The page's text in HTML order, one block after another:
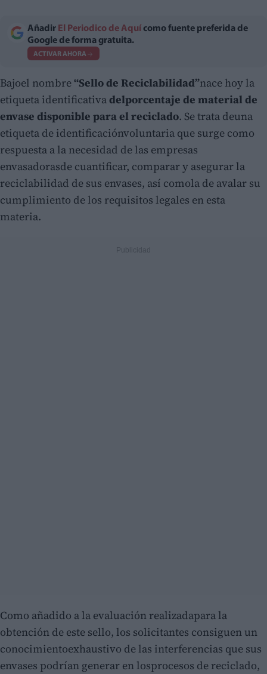
Añadir El Periodico de Aquí como fuente preferida de
Google de forma gratuita.
ACTIVAR AHORA
Bajoel nombre“Sello de Reciclabilidad”nace hoy la
etiqueta identificativadelporcentaje de material de
envase disponible para el reciclado. Se trata deuna
etiqueta de identificaciónvoluntaria que surge como
respuesta a la necesidad de las empresas
envasadorasde cuantificar, comparar y asegurar la
reciclabilidad de sus envases, así comola de avalar su
cumplimiento de los requisitos legales en esta
materia.
Como añadido a la evaluación realizadapara la
obtención de este sello, los solicitantes consiguen un
conocimientoexhaustivo de las interferencias que sus
envases podrían generar en losprocesos de reciclado,